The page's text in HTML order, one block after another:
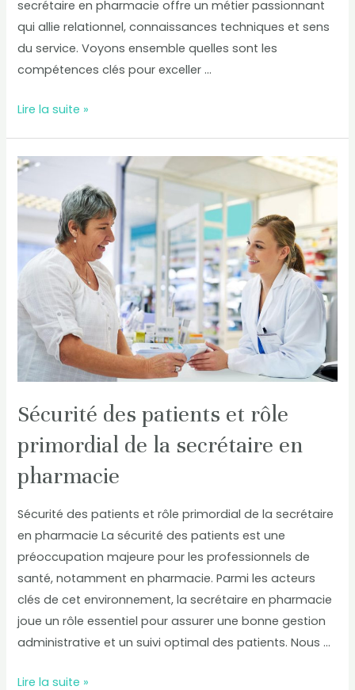
secrétaire en pharmacie offre un métier passionnant
qui allie relationnel, connaissances techniques et sens
du service. Voyons ensemble quelles sont les
compétences clés pour exceller …
Lire la suite »
Sécurité des patients et rôle
primordial de la secrétaire en
pharmacie
Sécurité des patients et rôle primordial de la secrétaire
en pharmacie La sécurité des patients est une
préoccupation majeure pour les professionnels de
santé, notamment en pharmacie. Parmi les acteurs
clés de cet environnement, la secrétaire en pharmacie
joue un rôle essentiel pour assurer une bonne gestion
administrative et un suivi optimal des patients. Nous …
Sécurité
patients
et
rôle
primordial
la
secrétaire
en
pharmacie
Lire la suite »